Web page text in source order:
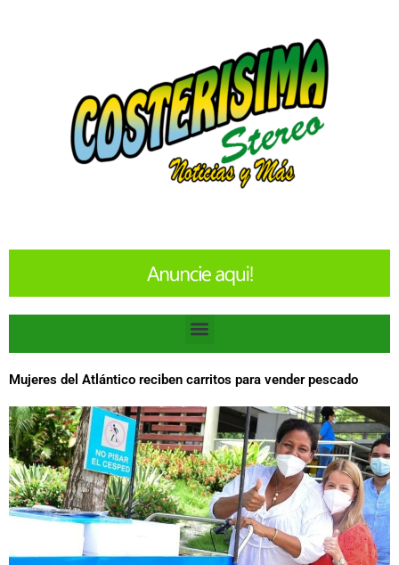
Menu
Mujeres del Atlántico reciben carritos para vender pescado